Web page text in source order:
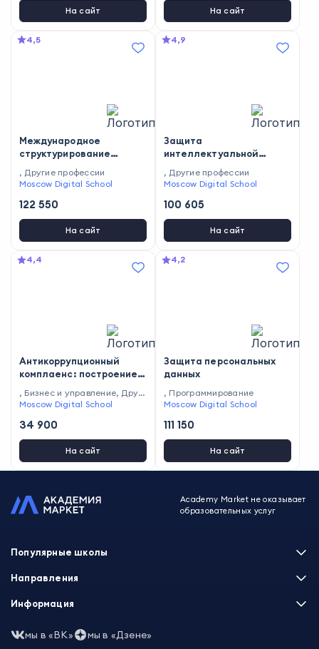
На сайт На сайт
4,5
Международное
структурирование
бизнеса: правовые
аспекты
, Другие профессии
Moscow Digital School
122 550
На сайт
4,9
Защита
интеллектуальной
собственности
, Другие профессии
Moscow Digital School
100 605
На сайт
4,4
Антикоррупционный
комплаенс: построение и
, Бизнес и управление, Друг
ие профессии
Moscow Digital School
34 900
На сайт
4,2
Защита персональных
данных
, Программирование
Moscow Digital School
111 150
На сайт
Academy Market не оказывает
образовательных услуг
Популярные школы
Skillbox
XYZ School
Skillfactory
Направления
Программирование
Маркетинг
Информация
Часто задаваемые вопросы
Пользовательское соглашение
мы в «ВК» мы в «Дзене»